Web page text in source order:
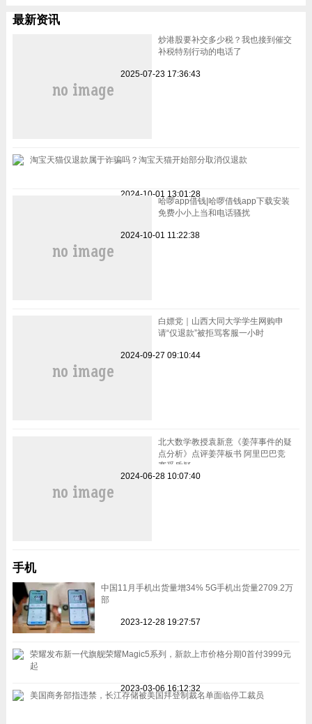
最新资讯
炒港股要补交多少税？我也接到催交
补税特别行动的电话了
2025-07-23 17:36:43
淘宝天猫仅退款属于诈骗吗？淘宝天猫开始部分取消仅退款
2024-10-01 13:01:28
哈啰app借钱|哈啰借钱app下载安装
免费小小上当和电话骚扰
2024-10-01 11:22:38
白嫖党｜山西大同大学学生网购申
请“仅退款”被拒骂客服一小时
2024-09-27 09:10:44
北大数学教授袁新意《姜萍事件的疑
点分析》点评姜萍板书 阿里巴巴竞
赛受质疑
2024-06-28 10:07:40
手机
中国11月手机出货量增34% 5G手机出货量2709.2万
部
2023-12-28 19:27:57
荣耀发布新一代旗舰荣耀Magic5系列，新款上市价格分期0首付3999元
起
2023-03-06 16:12:32
美国商务部指违禁，长江存储被美国拜登制裁名单面临停工裁员